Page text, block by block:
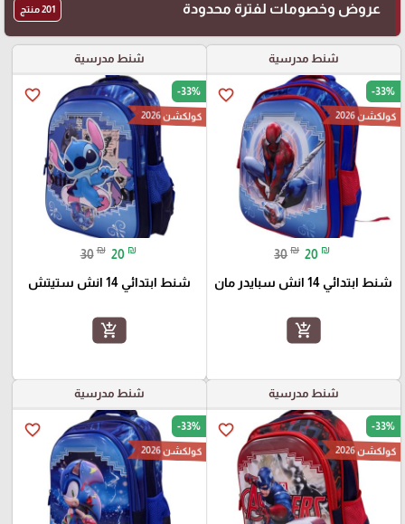
عروض وخصومات لفترة محدودة 201 منتج
شنط مدرسية
favorite_border -33%
كولكشن 2026
30 ₪ 20 ₪
شنط ابتدائي 14 انش سبايدر مان
add_shopping_cart
شنط مدرسية
favorite_border -33%
كولكشن 2026
30 ₪ 20 ₪
شنط ابتدائي 14 انش ستيتش
add_shopping_cart
شنط مدرسية
favorite_border -33%
كولكشن 2026
شنط مدرسية
favorite_border -33%
كولكشن 2026